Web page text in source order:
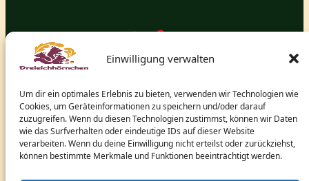
Einwilligung verwalten
Um dir ein optimales Erlebnis zu bieten, verwenden wir Technologien wie
Cookies, um Geräteinformationen zu speichern und/oder darauf
zuzugreifen. Wenn du diesen Technologien zustimmst, können wir Daten
wie das Surfverhalten oder eindeutige IDs auf dieser Website
verarbeiten. Wenn du deine Einwilligung nicht erteilst oder zurückziehst,
können bestimmte Merkmale und Funktionen beeinträchtigt werden.